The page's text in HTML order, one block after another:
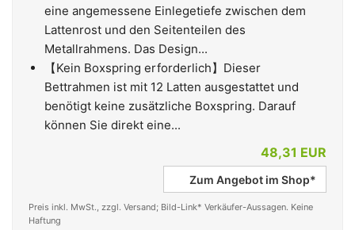
eine angemessene Einlegetiefe zwischen dem
Lattenrost und den Seitenteilen des
Metallrahmens. Das Design...
【Kein Boxspring erforderlich】Dieser
Bettrahmen ist mit 12 Latten ausgestattet und
benötigt keine zusätzliche Boxspring. Darauf
können Sie direkt eine...
48,31 EUR
Zum Angebot im Shop*
Preis inkl. MwSt., zzgl. Versand; Bild-Link* Verkäufer-Aussagen. Keine
Haftung